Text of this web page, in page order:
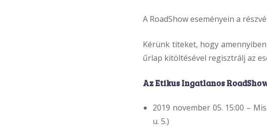
A RoadShow eseményein a
Kérünk titeket, hogy
űrlap kitöltésével regisztrálj az
Az Etikus Ingatlanos
2019 november 05. 15:00 –
u. 5.)